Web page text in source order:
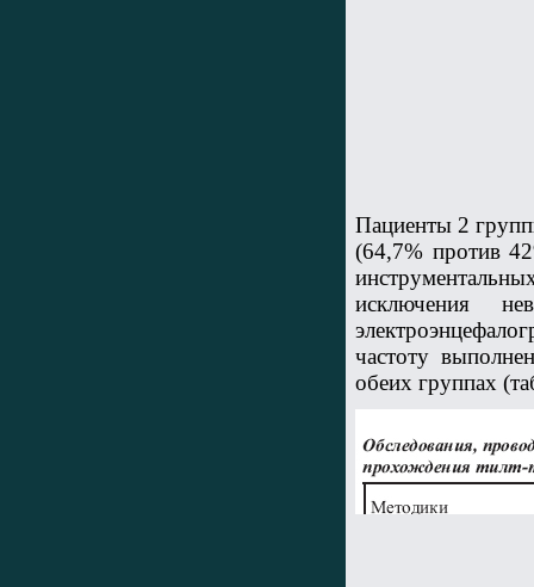
Пациенты 2
(64,7% против
исключения
частоту
обеих группах